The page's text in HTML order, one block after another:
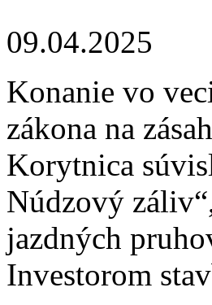
09.04.2025
Konanie vo
zákona na
Korytnica
Núdzový
jazdných
Investorom